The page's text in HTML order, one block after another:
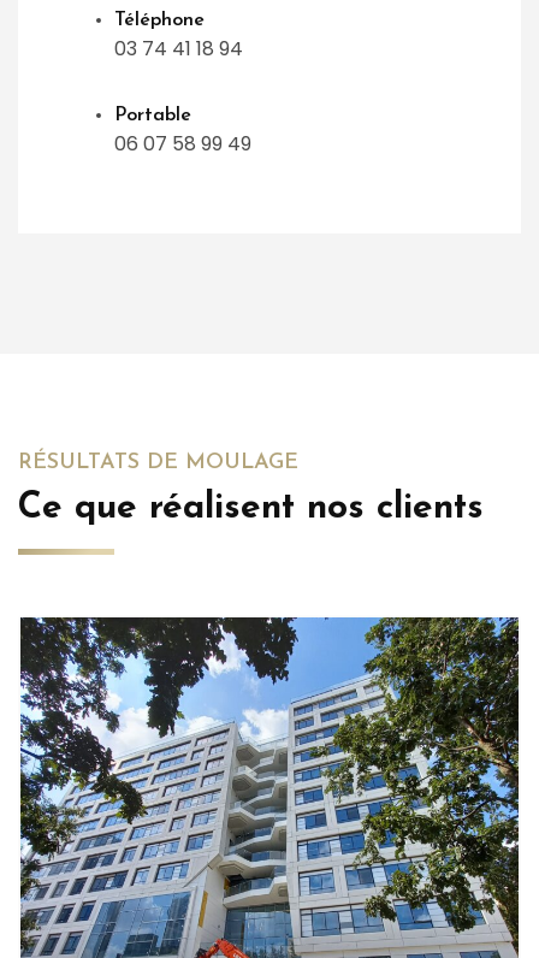
Téléphone
03 74 41 18 94
Portable
06 07 58 99 49
RÉSULTATS DE MOULAGE
Ce que réalisent nos clients